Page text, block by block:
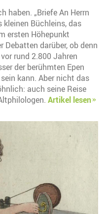
haben. „Briefe An Herrn
kleinen Büchleins, das
ersten Höhepunkt
darüber, ob denn
rund 2.800 Jahren
der berühmten Epen
sein kann. Aber nicht das
auch seine Reise
Artikel lesen